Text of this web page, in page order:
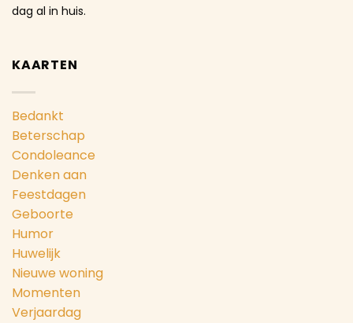
dag al in huis.
KAARTEN
Bedankt
Beterschap
Condoleance
Denken aan
Feestdagen
Geboorte
Humor
Huwelijk
Nieuwe woning
Momenten
Verjaardag